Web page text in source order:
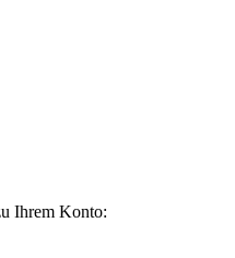
Ihrem Konto: